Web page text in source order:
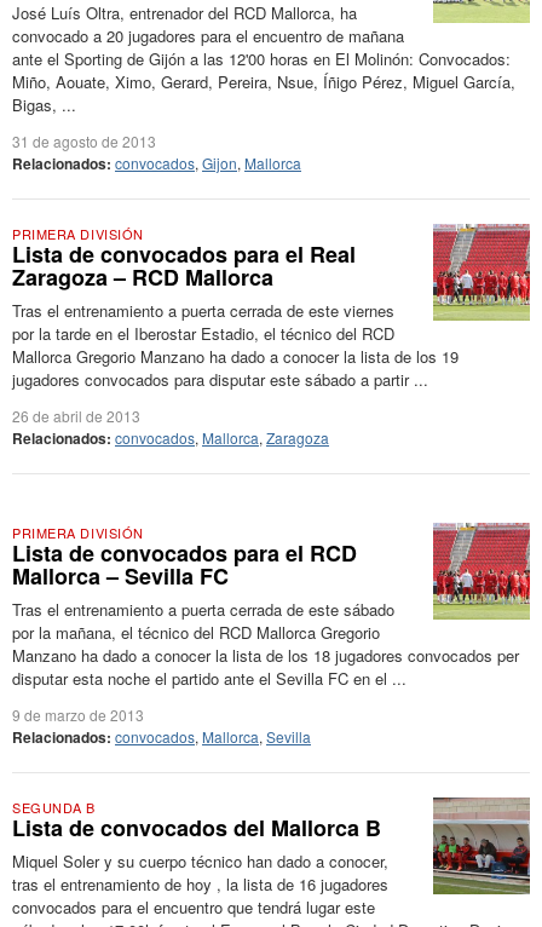
José Luís Oltra, entrenador del RCD Mallorca, ha
convocado a 20 jugadores para el encuentro de mañana
ante el Sporting de Gijón a las 12'00 horas en El Molinón: Convocados:
Miño, Aouate, Ximo, Gerard, Pereira, Nsue, Íñigo Pérez, Miguel García,
Bigas, ...
31 de agosto de 2013
Relacionados: convocados, Gijon, Mallorca
PRIMERA DIVISIÓN
Lista de convocados para el Real
Zaragoza – RCD Mallorca
Tras el entrenamiento a puerta cerrada de este viernes
por la tarde en el Iberostar Estadio, el técnico del RCD
Mallorca Gregorio Manzano ha dado a conocer la lista de los 19
jugadores convocados para disputar este sábado a partir ...
26 de abril de 2013
Relacionados: convocados, Mallorca, Zaragoza
PRIMERA DIVISIÓN
Lista de convocados para el RCD
Mallorca – Sevilla FC
Tras el entrenamiento a puerta cerrada de este sábado
por la mañana, el técnico del RCD Mallorca Gregorio
Manzano ha dado a conocer la lista de los 18 jugadores convocados per
disputar esta noche el partido ante el Sevilla FC en el ...
9 de marzo de 2013
Relacionados: convocados, Mallorca, Sevilla
SEGUNDA B
Lista de convocados del Mallorca B
Miquel Soler y su cuerpo técnico han dado a conocer,
tras el entrenamiento de hoy , la lista de 16 jugadores
convocados para el encuentro que tendrá lugar este